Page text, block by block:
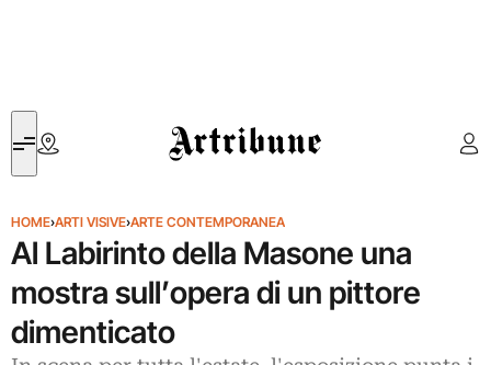
Artribune
HOME›ARTI VISIVE›ARTE CONTEMPORANEA
Al Labirinto della Masone una
mostra sull’opera di un pittore
dimenticato